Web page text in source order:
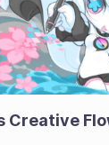
Creative